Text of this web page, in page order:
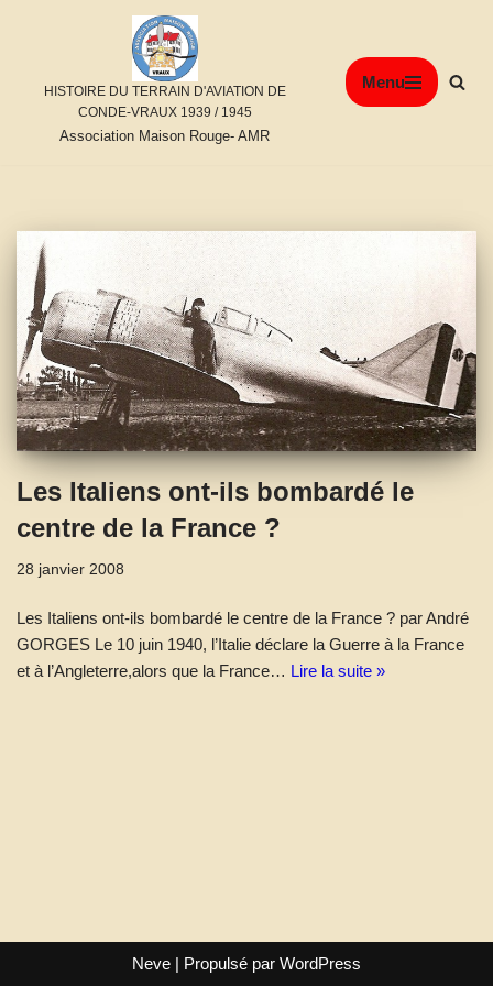
HISTOIRE DU TERRAIN D'AVIATION DE
CONDE-VRAUX 1939 / 1945
Association Maison Rouge- AMR
Menu
Les Italiens ont-ils bombardé le
centre de la France ?
28 janvier 2008
Les Italiens ont-ils bombardé le centre de la France ? par André
GORGES Le 10 juin 1940, l’Italie déclare la Guerre à la France
et à l’Angleterre,alors que la France… Lire la suite »
Neve | Propulsé par WordPress